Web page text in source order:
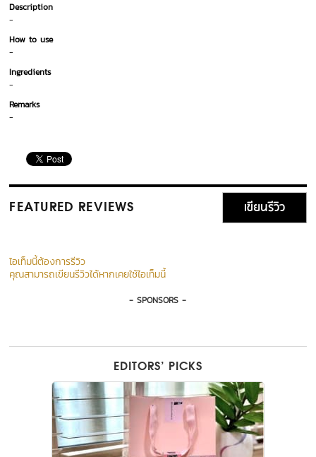
Description
-
How to use
-
Ingredients
-
Remarks
-
FEATURED REVIEWS เขียนรีวิว
ไอเท็มนี้ต้องการรีวิว
คุณสามารถเขียนรีวิวได้หากเคยใช้ไอเท็มนี้
- SPONSORS -
EDITORS’ PICKS